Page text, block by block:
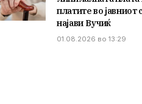
платите во јавниот
најави Вучиќ
01.08.2026 во 13:29